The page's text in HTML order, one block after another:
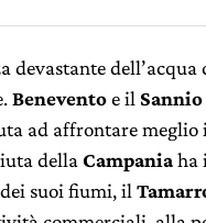
devastante dell’acqua
Beneventoe il Sannio
ad affrontare meglio
della Campaniaha
suoi fiumi, il